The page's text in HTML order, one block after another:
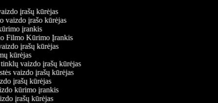
įrašų kūrėjas
vaizdo įrašo kūrėjas
įrankis
Filmo Kūrimo Įrankis
įrašų kūrėjas
kūrėjas
tinklų vaizdo įrašų kūrėjas
vaizdo įrašų kūrėjas
įrašų kūrėjas
kūrimo įrankis
įrašų kūrėjas